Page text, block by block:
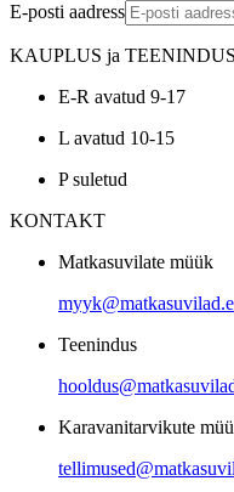
E-posti aadress
KAUPLUS ja TEENINDUS
E-R avatud 9-17
L avatud 10-15
P suletud
KONTAKT
Matkasuvilate müük
Teenindus
Karavanitarvikute